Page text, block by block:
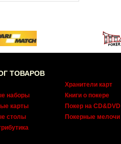
ТОВАРОВ
наборы
карты
столы
Хранители карт
Книги о покере
Покер на CD&DVD
Покерные мелочи